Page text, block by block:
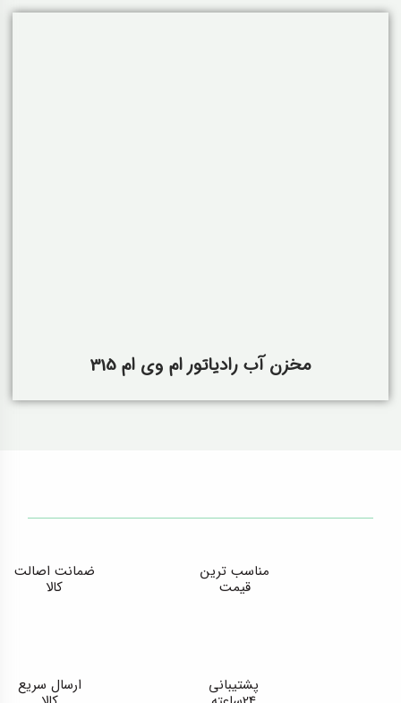
مخزن آب رادیاتور ام وی ام 315
مناسب ترین
قیمت
ضمانت اصالت
کالا
پشتیبانی ارسال سریع